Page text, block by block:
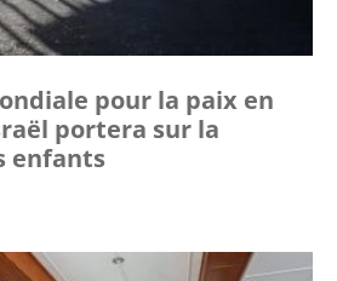
pour la paix en
portera sur la
enfants